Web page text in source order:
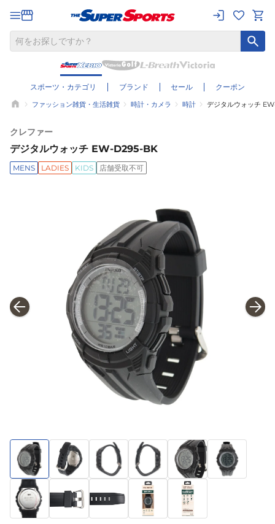
スポーツ・カテゴリ ブランド セール クーポン
ファッション雑貨・生活雑貨 時計・カメラ 時計 デジタルウォッチ
クレファー
デジタルウォッチ EW-D295-BK
MENS LADIES KIDS 店舗受取不可